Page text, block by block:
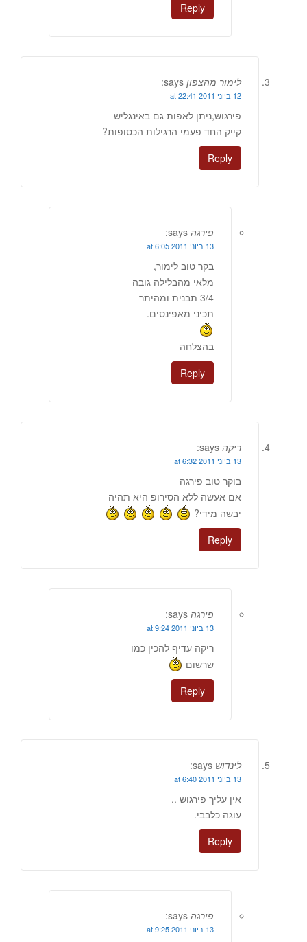
Reply
לימור מהצפון says:
12 ביוני 2011 at 22:41
פירגוש,ניתן לאפות גם באינגליש
קייק החד פעמי הרגילות הכסופות?
Reply
פירגה says:
13 ביוני 2011 at 6:05
בקר טוב לימור,
מלאי מהבלילה גובה
3/4 תבנית ומהיתר
תכיני מאפינסים.
בהצלחה
Reply
ריקה says:
13 ביוני 2011 at 6:32
בוקר טוב פירגה
אם אעשה ללא הסירופ היא תהיה
יבשה מידי?
Reply
פירגה says:
13 ביוני 2011 at 9:24
ריקה עדיף להכין כמו
שרשום
Reply
לינדוש says:
13 ביוני 2011 at 6:40
אין עליך פירגוש ..
עוגה כלבבי.
Reply
פירגה says:
13 ביוני 2011 at 9:25